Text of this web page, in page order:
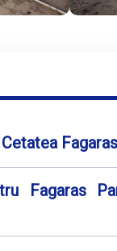
Fagaras